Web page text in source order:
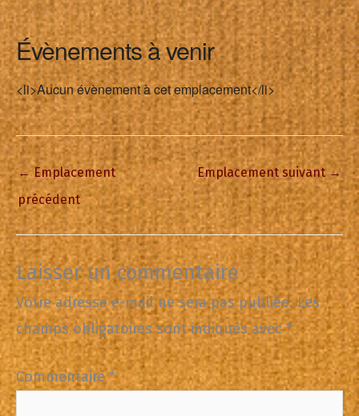
Évènements à venir
<li>Aucun évènement à cet emplacement</li>
←Emplacement
précédent
Emplacement suivant →
Laisser un commentaire
Votre adresse e-mail ne sera pas publiée. Les
champs obligatoires sont indiqués avec*
Commentaire*